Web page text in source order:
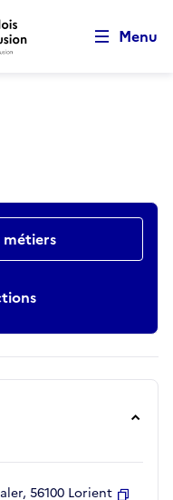
principal
Menu
métiers
56100 Lorient